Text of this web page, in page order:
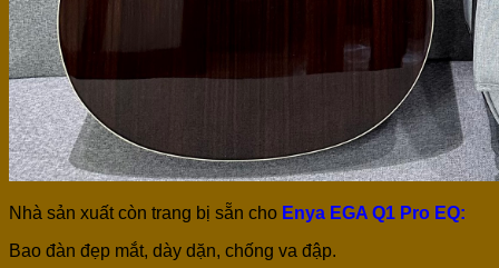
Nhà sản xuất còn trang bị sẵn cho Enya EGA Q1 Pro EQ:
Bao đàn đẹp mắt, dày dặn, chống va đập.